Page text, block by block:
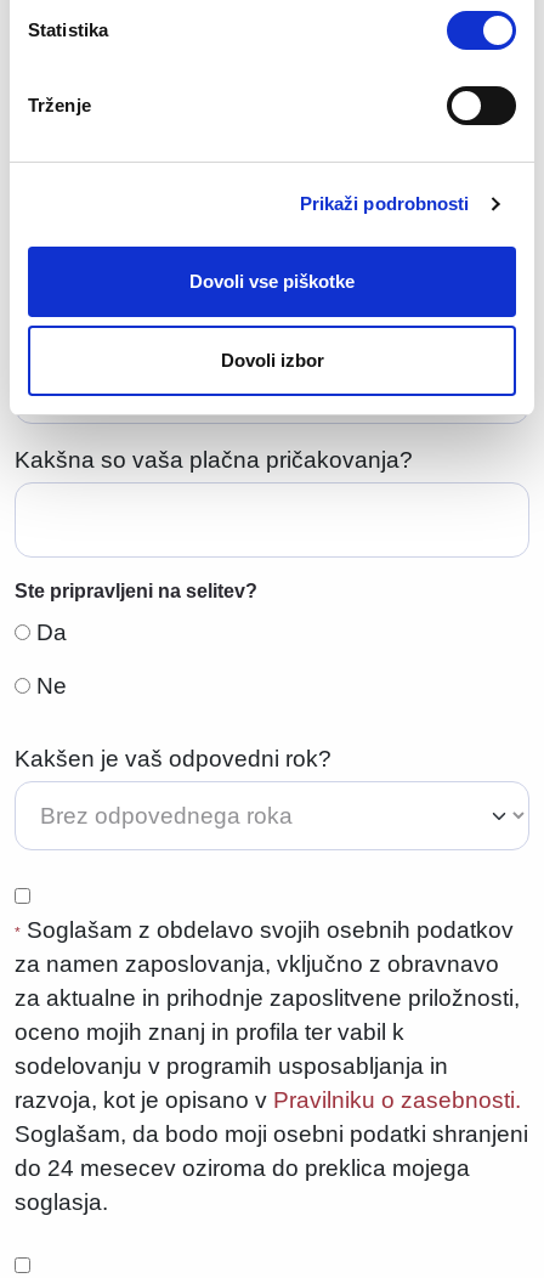
Statistika
Trženje
Prikaži podrobnosti
Dovoli vse piškotke
Dovoli izbor
velikost datoteke: 50 MB.
Koliko let relevantnih izkušenj imate?
Kakšna so vaša plačna pričakovanja?
Ste pripravljeni na selitev?
Da
Ne
Kakšen je vaš odpovedni rok?
* Soglašam z obdelavo svojih osebnih podatkov
za namen zaposlovanja, vključno z obravnavo
za aktualne in prihodnje zaposlitvene priložnosti,
oceno mojih znanj in profila ter vabil k
sodelovanju v programih usposabljanja in
razvoja, kot je opisano v Pravilniku o zasebnosti.
Soglašam, da bodo moji osebni podatki shranjeni
do 24 mesecev oziroma do preklica mojega
soglasja.